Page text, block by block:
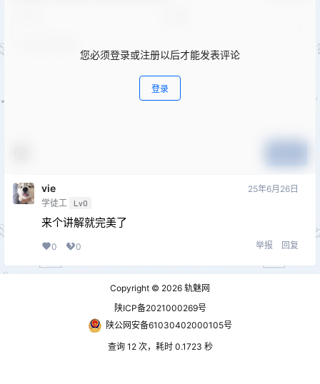
您必须登录或注册以后才能发表评论
登录
vie
学徒工 Lv0
25年6月26日
来个讲解就完美了
0 0 举报 回复
Copyright © 2026 轨魅网
陕ICP备2021000269号
陕公网安备61030402000105号
查询 12 次，耗时 0.1723 秒